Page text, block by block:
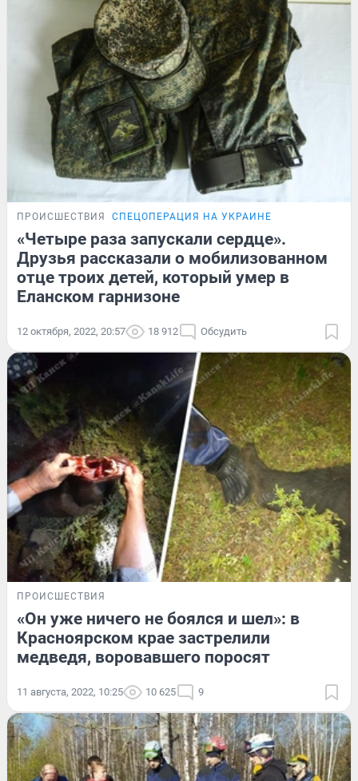
ПРОИСШЕСТВИЯ СПЕЦОПЕРАЦИЯ НА УКРАИНЕ
«Четыре раза запускали сердце».
Друзья рассказали о мобилизованном
отце троих детей, который умер в
Еланском гарнизоне
12 октября, 2022, 20:57 18 912 Обсудить
ПРОИСШЕСТВИЯ
«Он уже ничего не боялся и шел»: в
Красноярском крае застрелили
медведя, воровавшего поросят
11 августа, 2022, 10:25 10 625 9